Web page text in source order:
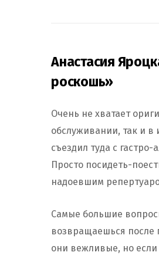
Анастасия
роскошь»
Очень не хватает
обслуживании, так и
съездил туда с
Просто посидеть-
надоевшим
Самые большие
возвращаешься
они вежливые, но если